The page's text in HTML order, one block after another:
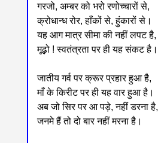
गरजो, अम्बर को भरो रणोच्चारों से,
क्रोधान्ध रोर, हाँकों से, हुंकारों से।
यह आग मात्र सीमा की नहीं लपट है,
मूढ़ो ! स्वतंत्रता पर ही यह संकट है।
जातीय गर्व पर क्रूर प्रहार हुआ है,
माँ के किरीट पर ही यह वार हुआ है।
अब जो सिर पर आ पड़े, नहीं डरना है,
जनमे हैं तो दो बार नहीं मरना है।